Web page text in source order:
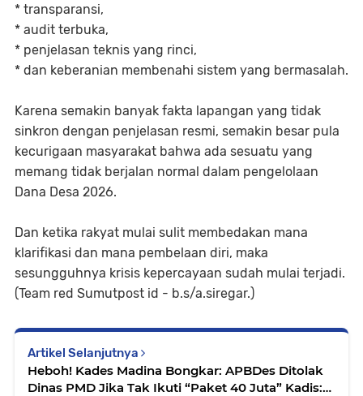
* transparansi,
* audit terbuka,
* penjelasan teknis yang rinci,
* dan keberanian membenahi sistem yang bermasalah.
Karena semakin banyak fakta lapangan yang tidak
sinkron dengan penjelasan resmi, semakin besar pula
kecurigaan masyarakat bahwa ada sesuatu yang
memang tidak berjalan normal dalam pengelolaan
Dana Desa 2026.
Dan ketika rakyat mulai sulit membedakan mana
klarifikasi dan mana pembelaan diri, maka
sesungguhnya krisis kepercayaan sudah mulai terjadi.
(Team red Sumutpost id - b.s/a.siregar.)
Artikel Selanjutnya
Heboh! Kades Madina Bongkar: APBDes Ditolak
Dinas PMD Jika Tak Ikuti “Paket 40 Juta” Kadis: